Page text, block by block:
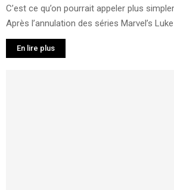
C’est ce qu’on pourrait appeler plus
Après l’annulation des séries Marvel’s
En lire plus